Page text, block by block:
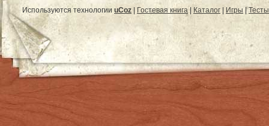
Используются технологии uCoz | Гостевая книга | Каталог | Игры |Тесты